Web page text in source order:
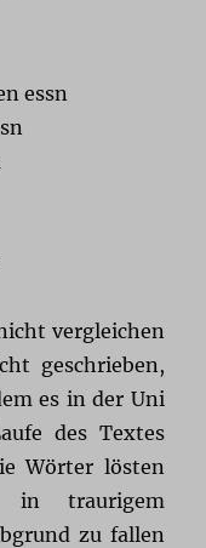
essn
vergleichen
geschrieben,
es in der Uni
des Textes
Wörter lösten
in traurigem
zu fallen